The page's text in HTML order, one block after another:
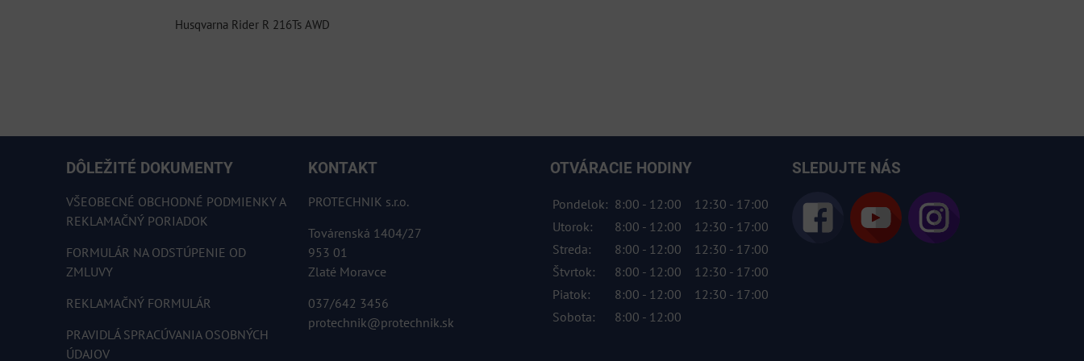
Husqvarna Rider R 216Ts AWD
DÔLEŽITÉ DOKUMENTY
VŠEOBECNÉ OBCHODNÉ PODMIENKY A
REKLAMAČNÝ PORIADOK
FORMULÁR NA ODSTÚPENIE OD
ZMLUVY
REKLAMAČNÝ FORMULÁR
PRAVIDLÁ SPRACÚVANIA OSOBNÝCH
ÚDAJOV
KONTAKT
PROTECHNIK s.r.o.
Továrenská 1404/27
953 01
Zlaté Moravce
037/642 3456
protechnik@protechnik.sk
OTVÁRACIE HODINY
Pondelok: 8:00 - 12:00
12:30 - 17:00
Utorok:
8:00 - 12:00
12:30 - 17:00
Streda:
8:00 - 12:00
12:30 - 17:00
Štvrtok:
8:00 - 12:00
12:30 - 17:00
Piatok:
8:00 - 12:00
12:30 - 17:00
Sobota:
8:00 - 12:00
SLEDUJTE NÁS